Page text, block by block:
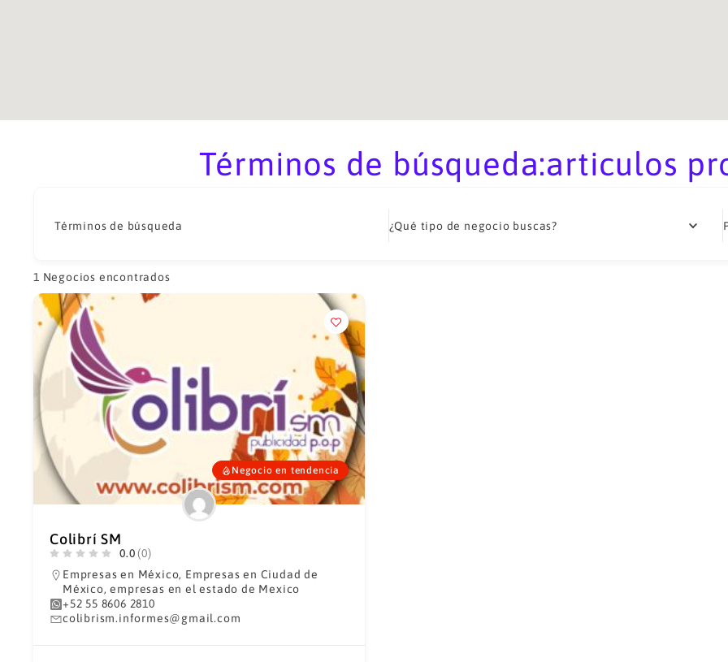
Términos de búsqueda:articulos
Términos de búsqueda ¿Qué tipo de negocio buscas?
1 Negocios encontrados
Negocio en tendencia
Colibrí SM
0.0 (0)
Empresas en México, Empresas en Ciudad de
México,empresas en el estado de Mexico
+52 55 8606 2810
colibrism.informes@gmail.com